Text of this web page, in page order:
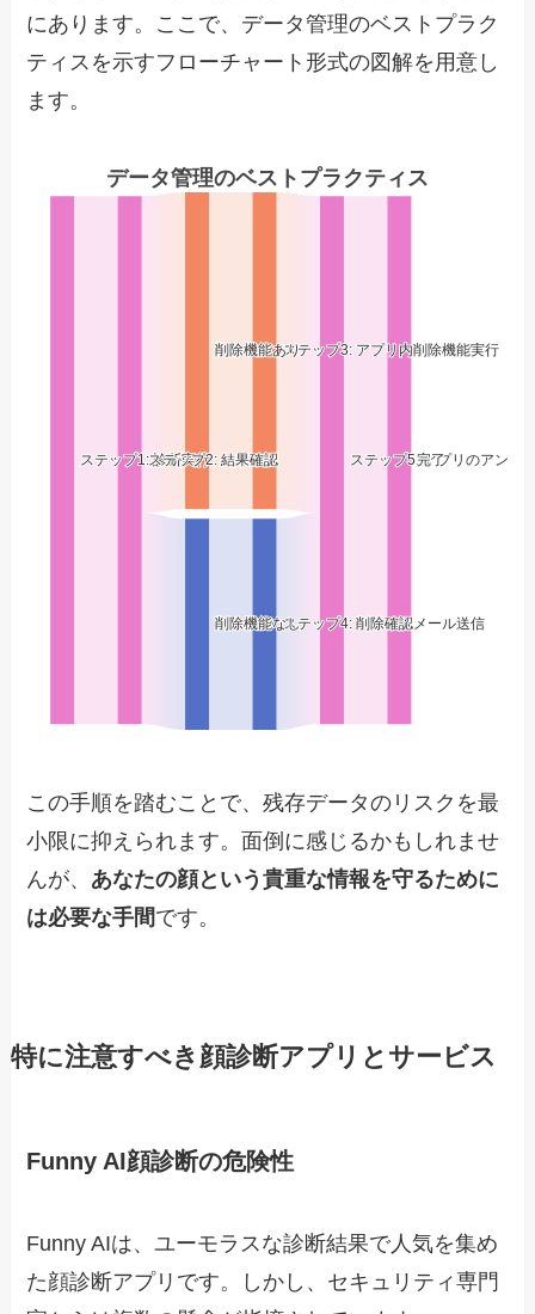
にあります。ここで、データ管理のベストプラク
ティスを示すフローチャート形式の図解を用意し
ます。
この手順を踏むことで、残存データのリスクを最
小限に抑えられます。面倒に感じるかもしれませ
んが、 あなたの顔という貴重な情報を守るために
は必要な手間です。
特に注意すべき顔診断アプリとサービス
Funny AI顔診断の危険性
Funny AIは、ユーモラスな診断結果で人気を集め
た顔診断アプリです。しかし、セキュリティ専門